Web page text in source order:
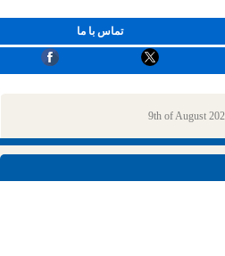
تماس با ما
9th of August